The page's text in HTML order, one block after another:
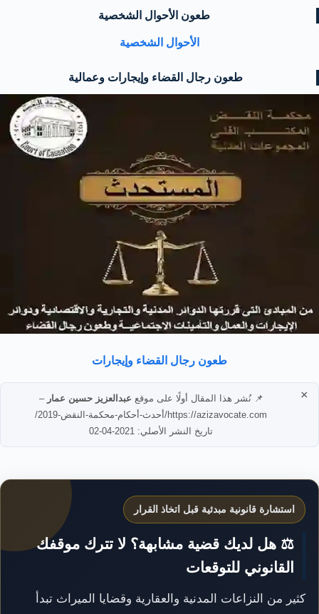
طعون الأحوال الشخصية
الأحوال الشخصية
طعون رجال القضاء وإيجارات وعمالية
طعون رجال القضاء وإيجارات
📌 نُشر هذا المقال أولًا على موقع عبدالعزيز حسين عمار –
https://azizavocate.com/أحدث-أحكام-محكمة-النقض-2019/
تاريخ النشر الأصلي: 2021-04-02
×
استشارة قانونية مبدئية قبل اتخاذ القرار
⚖️ هل لديك قضية مشابهة؟ لا تترك موقفك
القانوني للتوقعات
كثير من النزاعات المدنية والعقارية وقضايا الميراث تبدأ